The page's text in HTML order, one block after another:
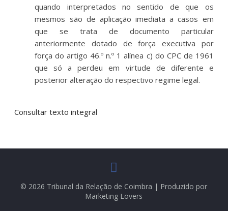
quando interpretados no sentido de que os
mesmos são de aplicação imediata a casos em
que se trata de documento particular
anteriormente dotado de força executiva por
força do artigo 46.º n.º 1 alínea c) do CPC de 1961
que só a perdeu em virtude de diferente e
posterior alteração do respectivo regime legal.
Consultar texto integral
© 2026 Tribunal da Relação de Coimbra | Produzido por
Marketing Lovers